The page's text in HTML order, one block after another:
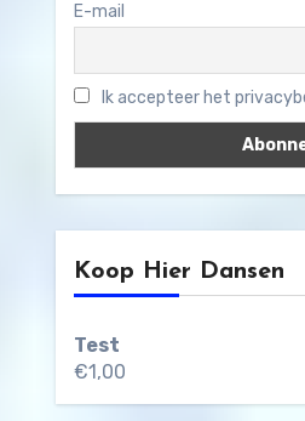
E-mail
Ik accepteer het
Koop Hier Dansen
Test
€1,00